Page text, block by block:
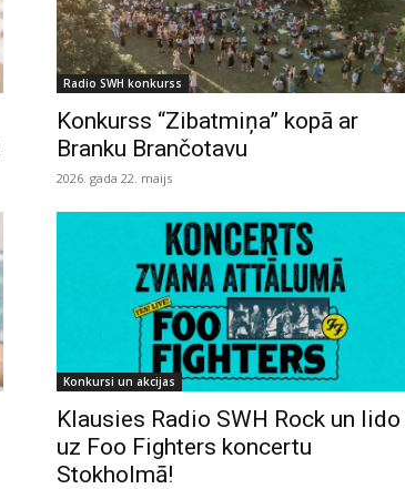
Radio SWH konkurss
Konkurss “Zibatmiņa” kopā ar
Branku Brančotavu
2026. gada 22. maijs
Konkursi un akcijas
Klausies Radio SWH Rock un lido
uz Foo Fighters koncertu
Stokholmā!